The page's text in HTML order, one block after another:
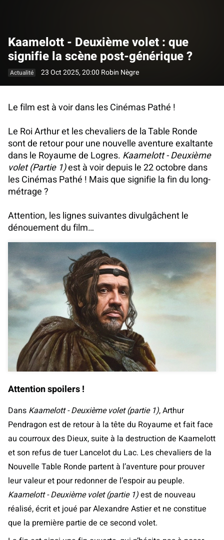
Kaamelott - Deuxième volet : que
signifie la scène post-générique ?
Actualité 23 Oct 2025, 20:00 Robin Nègre
Le film est à voir dans les Cinémas Pathé !
Le Roi Arthur et les chevaliers de la Table Ronde
sont de retour pour une nouvelle aventure exaltante
dans le Royaume de Logres. Kaamelott - Deuxième
volet (Partie 1)est à voir depuis le 22 octobre dans
les Cinémas Pathé ! Mais que signifie la fin du long-
métrage ?
Attention, les lignes suivantes divulgâchent le
dénouement du film…
Attention spoilers !
Dans Kaamelott - Deuxième volet (partie 1), Arthur
Pendragon est de retour à la tête du Royaume et fait face
au courroux des Dieux, suite à la destruction de Kaamelott
et son refus de tuer Lancelot du Lac. Les chevaliers de la
Nouvelle Table Ronde partent à l’aventure pour prouver
leur valeur et pour redonner de l’espoir au peuple.
Kaamelott - Deuxième volet (partie 1)est de nouveau
réalisé, écrit et joué par Alexandre Astier et ne constitue
que la première partie de ce second volet.